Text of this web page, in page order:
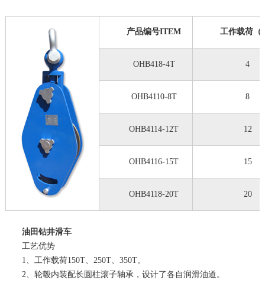
产品编号ITEM 工作载荷（
OHB418-4T 4
OHB4110-8T 8
OHB4114-12T 12
OHB4116-15T 15
OHB4118-20T 20
油田钻井滑车
工艺优势
1、工作载荷150T、250T、350T。
2、轮毂内装配长圆柱滚子轴承，设计了各自润滑油道。